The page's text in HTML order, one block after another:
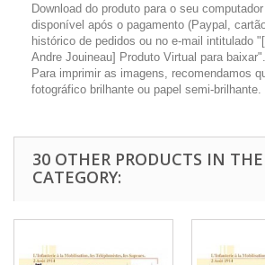
Download do produto para o seu
disponível após o pagamento (Paypal,
histórico de pedidos ou no e-mail intitulado
Andre Jouineau] Produto Virtual para baixar".
Para imprimir as imagens, recomendamos
fotográfico brilhante ou papel semi-brilhante.
30 OTHER PRODUCTS IN
CATEGORY: